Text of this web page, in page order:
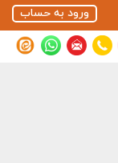
ورود به حساب